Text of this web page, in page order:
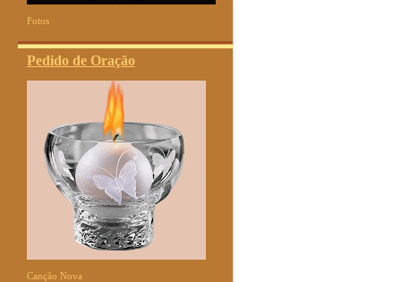
Fotos
Pedido de Oração
Canção Nova